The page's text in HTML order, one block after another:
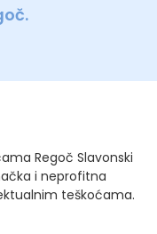
Regoč Slavonski
i neprofitna
teškoćama.